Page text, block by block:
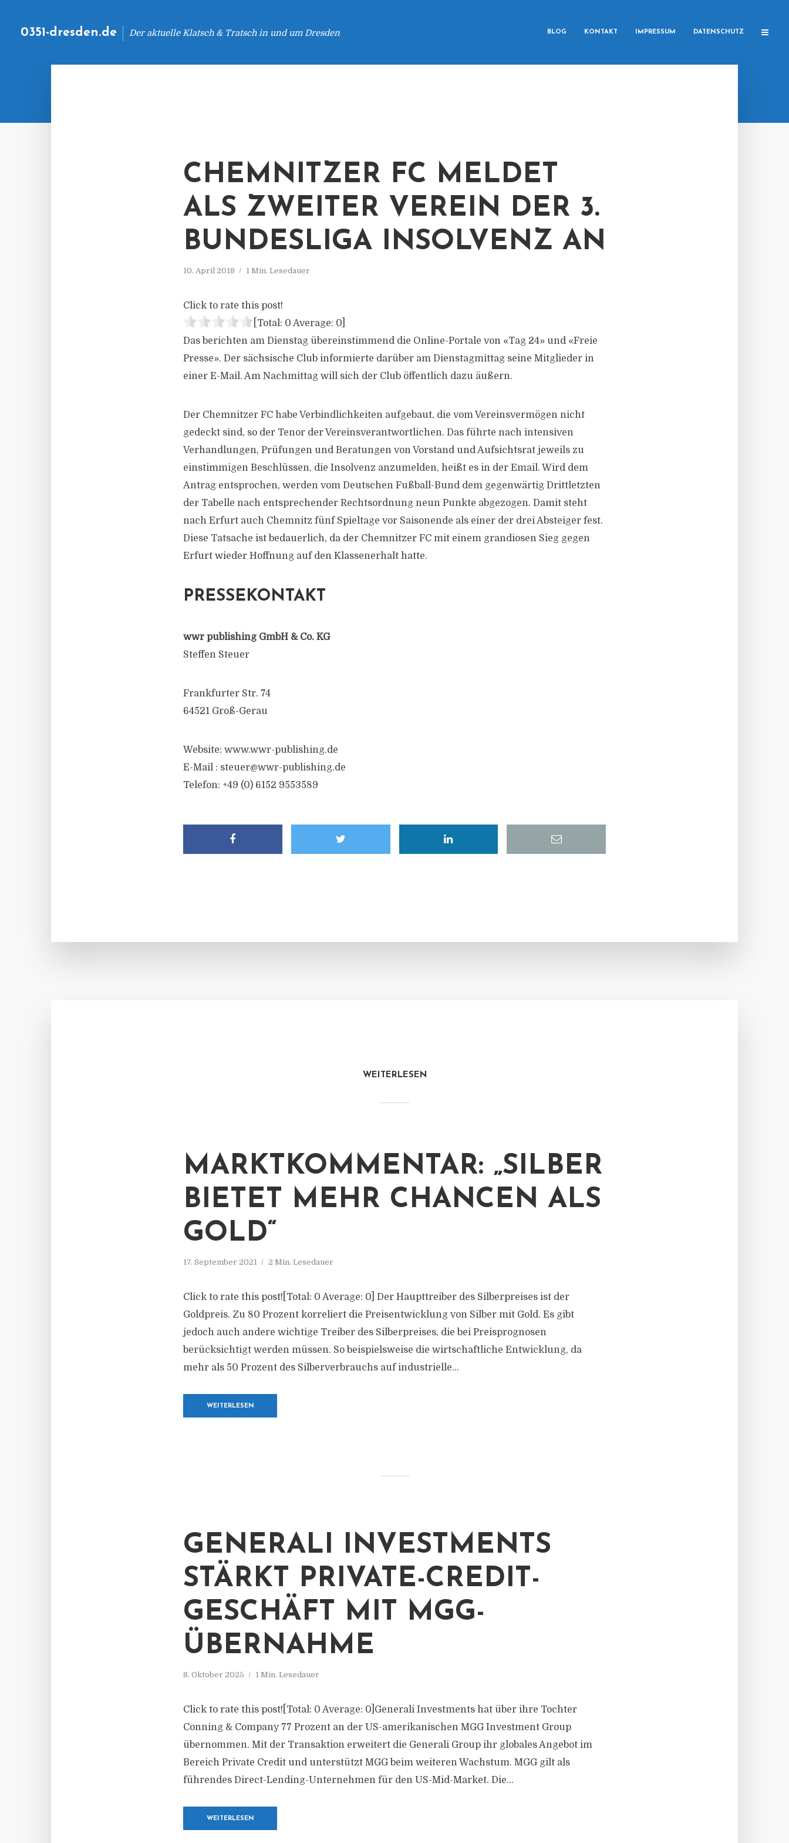
0351-dresden.de Der aktuelle Klatsch & Tratsch in und um Dresden BLOG KONTAKT IMPRESSUM DATENSCHUTZ
CHEMNITZER FC MELDET
ALS ZWEITER VEREIN DER 3.
BUNDESLIGA INSOLVENZ AN
10. April 2018 1 Min. Lesedauer
Click to rate this post!
[Total: 0 Average: 0
Das berichten am Dienstag übereinstimmend die Online-Portale von «Tag 24» und «Freie
Presse». Der sächsische Club informierte darüber am Dienstagmittag seine Mitglieder in
einer E-Mail. Am Nachmittag will sich der Club öffentlich dazu äußern.
Der Chemnitzer FC habe Verbindlichkeiten aufgebaut, die vom Vereinsvermögen nicht
gedeckt sind, so der Tenor der Vereinsverantwortlichen. Das führte nach intensiven
Verhandlungen, Prüfungen und Beratungen von Vorstand und Aufsichtsrat jeweils zu
einstimmigen Beschlüssen, die Insolvenz anzumelden, heißt es in der Email. Wird dem
Antrag entsprochen, werden vom Deutschen Fußball-Bund dem gegenwärtig Drittletzten
der Tabelle nach entsprechender Rechtsordnung neun Punkte abgezogen. Damit steht
nach Erfurt auch Chemnitz fünf Spieltage vor Saisonende als einer der drei Absteiger fest.
Diese Tatsache ist bedauerlich, da der Chemnitzer FC mit einem grandiosen Sieg gegen
Erfurt wieder Hoffnung auf den Klassenerhalt hatte.
PRESSEKONTAKT
wwr publishing GmbH & Co. KG
Steffen Steuer
Frankfurter Str. 74
64521 Groß-Gerau
Website: www.wwr-publishing.de
E-Mail : steuer@wwr-publishing.de
Telefon: +49 (0) 6152 9553589
WEITERLESEN
MARKTKOMMENTAR: „SILBER
BIETET MEHR CHANCEN ALS
GOLD“
17. September 2021 2 Min. Lesedauer
Click to rate this post![Total: 0 Average: 0] Der Haupttreiber des Silberpreises ist der
Goldpreis. Zu 80 Prozent korreliert die Preisentwicklung von Silber mit Gold. Es gibt
jedoch auch andere wichtige Treiber des Silberpreises, die bei Preisprognosen
berücksichtigt werden müssen. So beispielsweise die wirtschaftliche Entwicklung, da
mehr als 50 Prozent des Silberverbrauchs auf industrielle...
WEITERLESEN
GENERALI INVESTMENTS
STÄRKT PRIVATE-CREDIT-
GESCHÄFT MIT MGG-
ÜBERNAHME
8. Oktober 2025 1 Min. Lesedauer
Click to rate this post![Total: 0 Average: 0]Generali Investments hat über ihre Tochter
Conning & Company 77 Prozent an der US-amerikanischen MGG Investment Group
übernommen. Mit der Transaktion erweitert die Generali Group ihr globales Angebot im
Bereich Private Credit und unterstützt MGG beim weiteren Wachstum. MGG gilt als
führendes Direct-Lending-Unternehmen für den US-Mid-Market. Die...
WEITERLESEN